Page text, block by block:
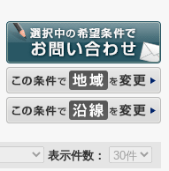
表示件数：